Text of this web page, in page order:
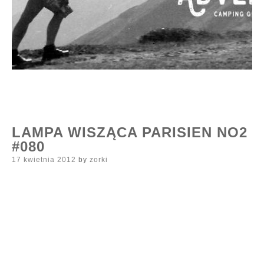
LAMPA WISZĄCA PARISIEN NO2
#080
Posted
17 kwietnia 2012 by zorki